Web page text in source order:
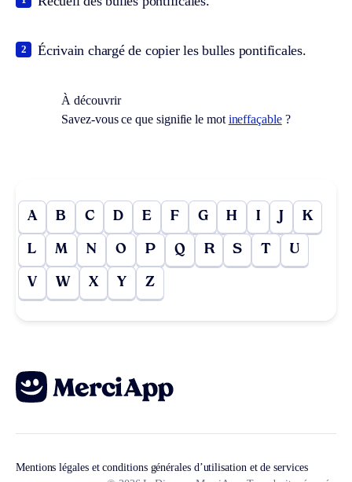
Écrivain chargé de copier les bulles pontificales.
2
À découvrir
Savez-vous ce que signifie le mot ineffaçable?
A B C D E F G H I J K
L M N O P Q R S T U
V W X Y Z
Mentions légales et conditions générales d’utilisation et de services